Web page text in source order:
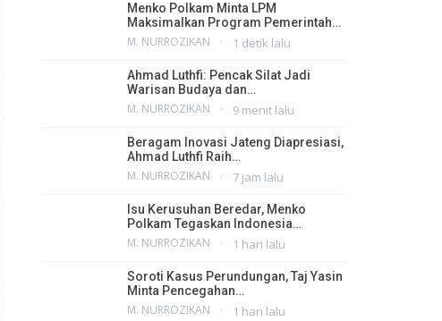
Menko Polkam Minta LPM
Maksimalkan Program Pemerintah…
M. NURROZIKAN 1 detik lalu
Ahmad Luthfi: Pencak Silat Jadi
Warisan Budaya dan…
M. NURROZIKAN 9 menit lalu
Beragam Inovasi Jateng Diapresiasi,
Ahmad Luthfi Raih…
M. NURROZIKAN 7 jam lalu
Isu Kerusuhan Beredar, Menko
Polkam Tegaskan Indonesia…
M. NURROZIKAN 1 hari lalu
Soroti Kasus Perundungan, Taj Yasin
Minta Pencegahan…
M. NURROZIKAN 1 hari lalu